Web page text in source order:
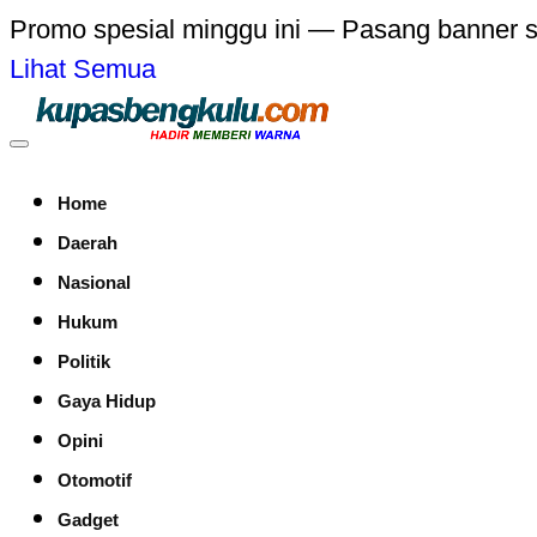
Promo spesial minggu ini — Pasang banner
Lihat Semua
Home
Daerah
Nasional
Hukum
Politik
Gaya Hidup
Opini
Otomotif
Gadget